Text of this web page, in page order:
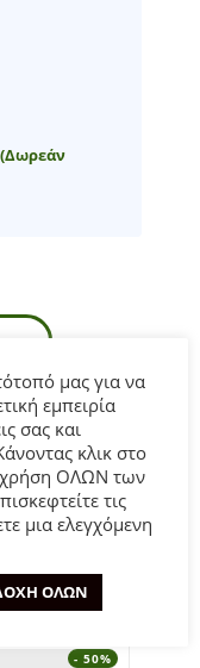
(Δωρεάν
σε μαύρο χρώμα
- 50%
μας για να
εμπειρία
σας και
κλικ στο
χρήση ΟΛΩΝ των
τις
μια ελεγχόμενη
ΟΛΩΝ